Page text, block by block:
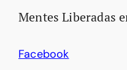
Mentes Liberadas
Facebook